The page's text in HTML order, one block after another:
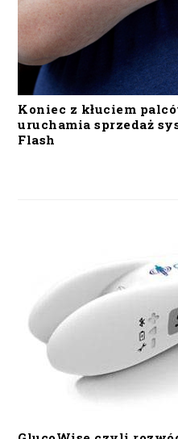
Koniec z kłuciem
uruchamia sprzedaż
Flash